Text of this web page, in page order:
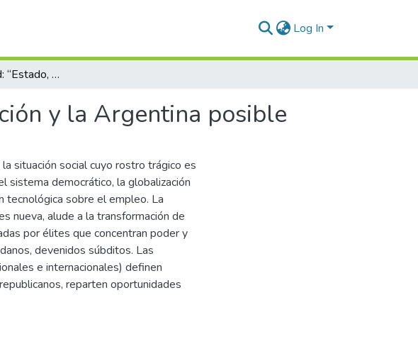
Log In
Carolina Gaillard: “Estado, empleo, educación y la Argentina posible
y la Argentina posible
situación social cuyo rostro trágico es
sistema democrático, la globalización
tecnológica sobre el empleo. La
nueva, alude a la transformación de
por élites que concentran poder y
devenidos súbditos. Las
e internacionales) definen
reparten oportunidades